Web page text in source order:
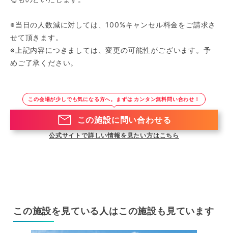
※当日の人数減に対しては、100%キャンセル料金をご請求さ
せて頂きます。
※上記内容につきましては、変更の可能性がございます。予
めご了承ください。
この会場が少しでも気になる方へ。まずは カンタン無料問い合わせ！
この施設に問い合わせる
公式サイトで詳しい情報を見たい方はこちら
この施設を見ている人はこの施設も見ています